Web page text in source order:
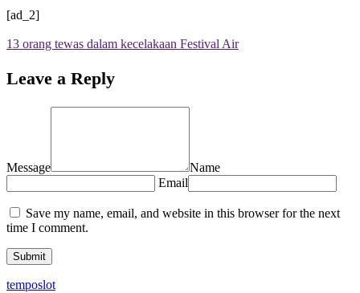
[ad_2]
13 orang tewas dalam kecelakaan Festival Air
Leave a Reply
Message
Name
Email
Save my name, email, and website in this browser for the next
time I comment.
temposlot